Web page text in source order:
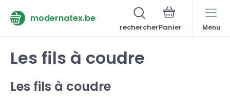
modernatex.be
rechercher Menu
Les fils à coudre
Les fils à coudre